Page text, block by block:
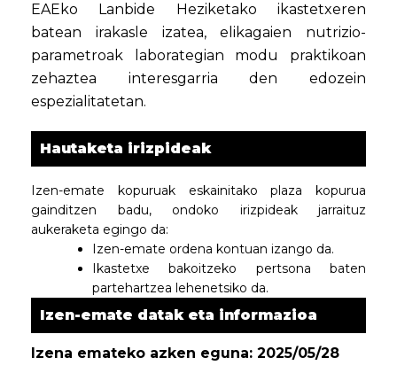
EAEko Lanbide Heziketako ikastetxeren
batean irakasle izatea, elikagaien nutrizio-
parametroak laborategian modu praktikoan
zehaztea interesgarria den edozein
espezialitatetan.
Hautaketa irizpideak
Izen-emate kopuruak eskainitako plaza kopurua
gainditzen badu, ondoko irizpideak jarraituz
aukeraketa egingo da:
Izen-emate ordena kontuan izango da.
Ikastetxe bakoitzeko pertsona baten
partehartzea lehenetsiko da.
Izen-emate datak eta informazioa
Izena emateko azken eguna: 2025/05/28